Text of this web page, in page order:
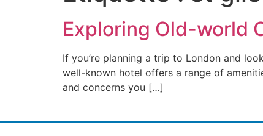
Exploring Old-world
If you’re planning a trip to London and
well-known hotel offers a range of
and concerns you […]